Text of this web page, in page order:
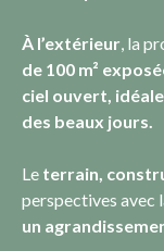
À l’extérieur, la
de 100 m²
ciel ouvert,
des beaux jours.
Le terrain,
perspectives avec
un